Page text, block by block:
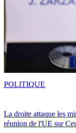
La droite attaque les
réunion de l'UE sur
POLITIQUE